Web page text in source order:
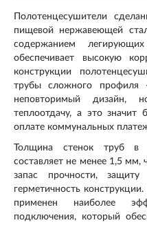
Полотенцесушители
пищевой нержавеющей
содержанием
обеспечивает высокую
конструкции
трубы сложного профиля
неповторимый дизайн,
теплоотдачу, а это
оплате коммунальных
Толщина стенок труб в
составляет не менее 1,5 мм,
запас прочности,
герметичность
применен наиболее
подключения, который